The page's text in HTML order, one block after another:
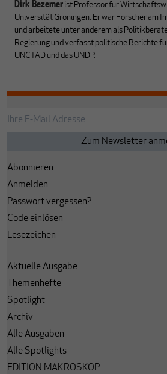
Dirk Bezemer ist Professor für
Universität Groningen. Er war Forscher am
und arbeitete unter anderem als
Regierung und verfasst politische Berichte
UNCTAD und das UNDP.
Abonnieren
Anmelden
Passwort vergessen?
Code einlösen
Lesezeichen
Aktuelle Ausgabe
Themenhefte
Spotlight
Archiv
Alle Ausgaben
Alle Spotlights
EDITION MAKROSKOP